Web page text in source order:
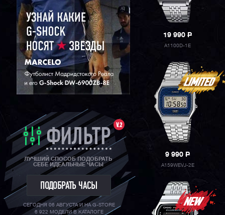
V.2
ФИЛЬТР
ЛУЧШИЙ СПОСОБ ПОДОБРАТЬ
СЕБЕ ИДЕАЛЬНЫЕ ЧАСЫ
ПОДОБРАТЬ ЧАСЫ
СЕГОДНЯ 06 АВГУСТА И НА G-STORE
6 922 МОДЕЛИ В КАТАЛОГЕ
19 990P
A1100D-1E
9 990P
A159WEVJ-2E